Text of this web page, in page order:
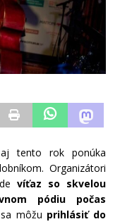
aj tento rok ponúka
Organizátori
víťaz so skvelou
pódiu počas
môžu prihlásiť do